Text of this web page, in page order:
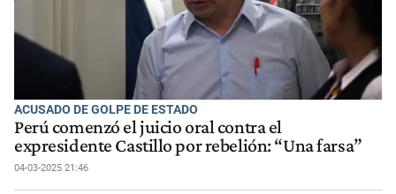
ACUSADO DE GOLPE DE ESTADO
Perú comenzó el juicio oral contra el
expresidente Castillo por rebelión: “Una farsa”
04-03-2025 21:46